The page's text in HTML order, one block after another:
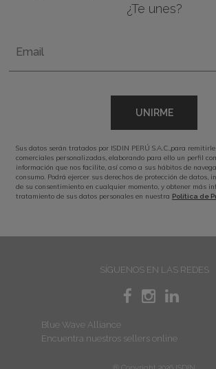
¿Te unes?
Email
UNIRME
Sus datos serán tratados por ISDIN PERÚ S.A.C.,para
comerciales personalizadas, elaborando para ello un perfil
información que nos facilite, así como a sus hábitos de
consumo. Podrá ejercer sus derechos de protección de datos,
de su consentimiento en cualquier momento, y obtener más
tratamiento de sus datos personales en nuestra Política de
SÍGUENOS EN LAS REDES
Blue Wave Alliance
Encuentra nuestros sellers online